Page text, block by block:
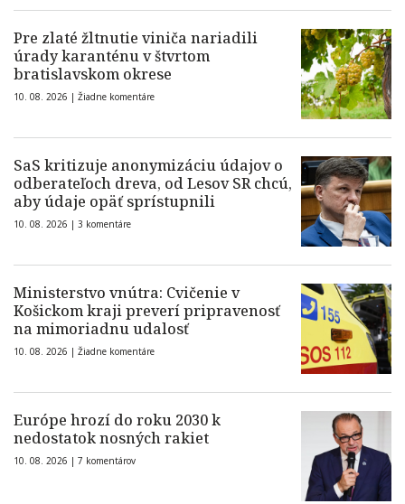
Pre zlaté žltnutie viniča nariadili
úrady karanténu v štvrtom
bratislavskom okrese
10. 08. 2026 | Žiadne komentáre
SaS kritizuje anonymizáciu údajov o
odberateľoch dreva, od Lesov SR chcú,
aby údaje opäť sprístupnili
10. 08. 2026 | 3 komentáre
Ministerstvo vnútra: Cvičenie v
Košickom kraji preverí pripravenosť
na mimoriadnu udalosť
10. 08. 2026 | Žiadne komentáre
Európe hrozí do roku 2030 k
nedostatok nosných rakiet
10. 08. 2026 | 7 komentárov